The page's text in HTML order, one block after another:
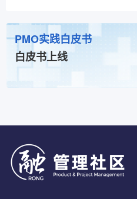
PMO实践白皮书
白皮书上线